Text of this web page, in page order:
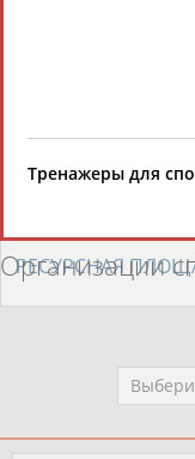
Организации
ТАБЛО
РЕСУРСНАЯ
Организации
Тренажеры для